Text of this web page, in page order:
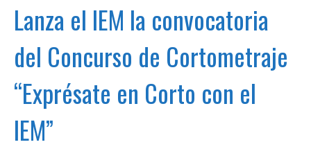
Lanza el IEM la convocatoria
del Concurso de Cortometraje
“Exprésate en Corto con el
IEM”